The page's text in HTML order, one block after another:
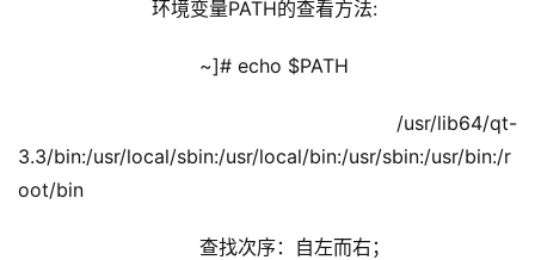
环境变量PATH的查看方法:
~]# echo $PATH
/usr/lib64/qt-
3.3/bin:/usr/local/sbin:/usr/local/bin:/usr/sbin:/usr/bin:/r
oot/bin
查找次序：自左而右；